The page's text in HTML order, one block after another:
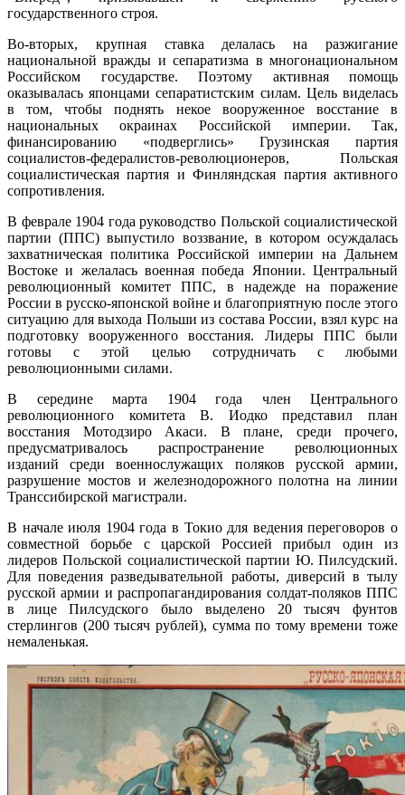
государственного строя.
Во-вторых, крупная ставка делалась на разжигание
национальной вражды и сепаратизма в многонациональном
Российском государстве. Поэтому активная помощь
оказывалась японцами сепаратистским силам. Цель виделась
в том, чтобы поднять некое вооруженное восстание в
национальных окраинах Российской империи. Так,
финансированию «подверглись» Грузинская партия
социалистов-федералистов-революционеров, Польская
социалистическая партия и Финляндская партия активного
сопротивления.
В феврале 1904 года руководство Польской социалистической
партии (ППС) выпустило воззвание, в котором осуждалась
захватническая политика Российской империи на Дальнем
Востоке и желалась военная победа Японии. Центральный
революционный комитет ППС, в надежде на поражение
России в русско-японской войне и благоприятную после этого
ситуацию для выхода Польши из состава России, взял курс на
подготовку вооруженного восстания. Лидеры ППС были
готовы с этой целью сотрудничать с любыми
революционными силами.
В середине марта 1904 года член Центрального
революционного комитета В. Иодко представил план
восстания Мотодзиро Акаси. В плане, среди прочего,
предусматривалось распространение революционных
изданий среди военнослужащих поляков русской армии,
разрушение мостов и железнодорожного полотна на линии
Транссибирской магистрали.
В начале июля 1904 года в Токио для ведения переговоров о
совместной борьбе с царской Россией прибыл один из
лидеров Польской социалистической партии Ю. Пилсудский.
Для поведения разведывательной работы, диверсий в тылу
русской армии и распропагандирования солдат-поляков ППС
в лице Пилсудского было выделено 20 тысяч фунтов
стерлингов (200 тысяч рублей), сумма по тому времени тоже
немаленькая.